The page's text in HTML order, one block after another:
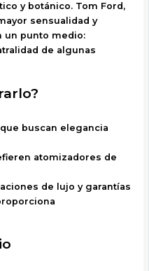
y botánico. Tom Ford,
sensualidad y
un punto medio:
de algunas
buscan elegancia
atomizadores de
de lujo y garantías